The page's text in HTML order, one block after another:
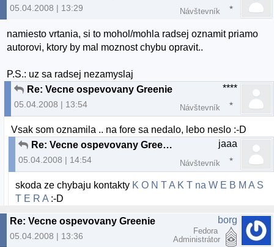
05.04.2008 | 13:29 Návštevník
namiesto vrtania, si to mohol/mohla radsej oznamit priamo
autorovi, ktory by mal moznost chybu opravit..
P.S.: uz sa radsej nezamyslaj
Re: Vecne ospevovany Greenie
05.04.2008 | 13:54
****
Návštevník
Vsak som oznamila .. na fore sa nedalo, lebo neslo :-D
Re: Vecne ospevovany Greenie
05.04.2008 | 14:54
jaaa
Návštevník
skoda ze chybaju kontakty K O N T A K T na W E B M A S
T E R A :-D
Re: Vecne ospevovany Greenie
05.04.2008 | 13:36
borg
Fedora
Administrátor